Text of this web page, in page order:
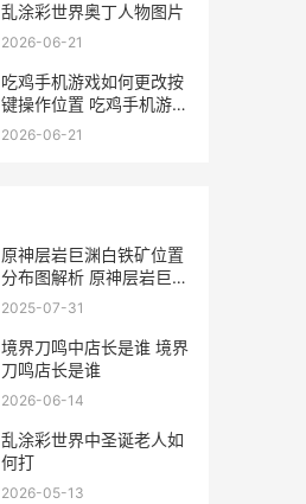
乱涂彩世界奥丁人物图片
2026-06-21
吃鸡手机游戏如何更改按
键操作位置 吃鸡手机游戏
如何下载
2026-06-21
原神层岩巨渊白铁矿位置
分布图解析 原神层岩巨渊
几级触发
2025-07-31
境界刀鸣中店长是谁 境界
刀鸣店长是谁
2026-06-14
乱涂彩世界中圣诞老人如
何打
2026-05-13